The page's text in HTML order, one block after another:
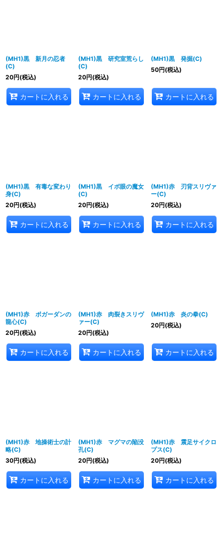
(MH1)黒 新月の忍者
(C)
20円(税込)
カートに入れる
(MH1)黒 研究室荒らし
(C)
20円(税込)
カートに入れる
(MH1)黒 発掘(C)
50円(税込)
カートに入れる
(MH1)黒 有毒な変わり
身(C)
20円(税込)
カートに入れる
(MH1)黒 イボ眼の魔女
(C)
20円(税込)
カートに入れる
(MH1)赤 刃背スリヴァ
ー(C)
20円(税込)
カートに入れる
(MH1)赤 ボガーダンの
龍心(C)
20円(税込)
カートに入れる
(MH1)赤 肉裂きスリヴ
ァー(C)
20円(税込)
カートに入れる
(MH1)赤 炎の拳(C)
20円(税込)
カートに入れる
(MH1)赤 地操術士の計
略(C)
30円(税込)
カートに入れる
(MH1)赤 マグマの陥没
孔(C)
20円(税込)
カートに入れる
(MH1)赤 震足サイクロ
プス(C)
20円(税込)
カートに入れる